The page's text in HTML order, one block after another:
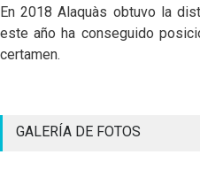
En 2018 Alaquàs obtuvo la
este año ha conseguido
certamen.
GALERÍA DE FOTOS